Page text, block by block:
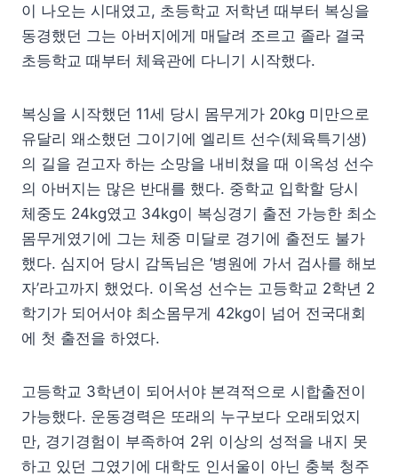
이 나오는 시대였고, 초등학교 저학년 때부터 복싱을
동경했던 그는 아버지에게 매달려 조르고 졸라 결국
초등학교 때부터 체육관에 다니기 시작했다.
복싱을 시작했던 11세 당시 몸무게가 20kg 미만으로
유달리 왜소했던 그이기에 엘리트 선수(체육특기생)
의 길을 걷고자 하는 소망을 내비쳤을 때 이옥성 선수
의 아버지는 많은 반대를 했다. 중학교 입학할 당시
체중도 24kg였고 34kg이 복싱경기 출전 가능한 최소
몸무게였기에 그는 체중 미달로 경기에 출전도 불가
했다. 심지어 당시 감독님은 ‘병원에 가서 검사를 해보
자’라고까지 했었다. 이옥성 선수는 고등학교 2학년 2
학기가 되어서야 최소몸무게 42kg이 넘어 전국대회
에 첫 출전을 하였다.
고등학교 3학년이 되어서야 본격적으로 시합출전이
가능했다. 운동경력은 또래의 누구보다 오래되었지
만, 경기경험이 부족하여 2위 이상의 성적을 내지 못
하고 있던 그였기에 대학도 인서울이 아닌 충북 청주